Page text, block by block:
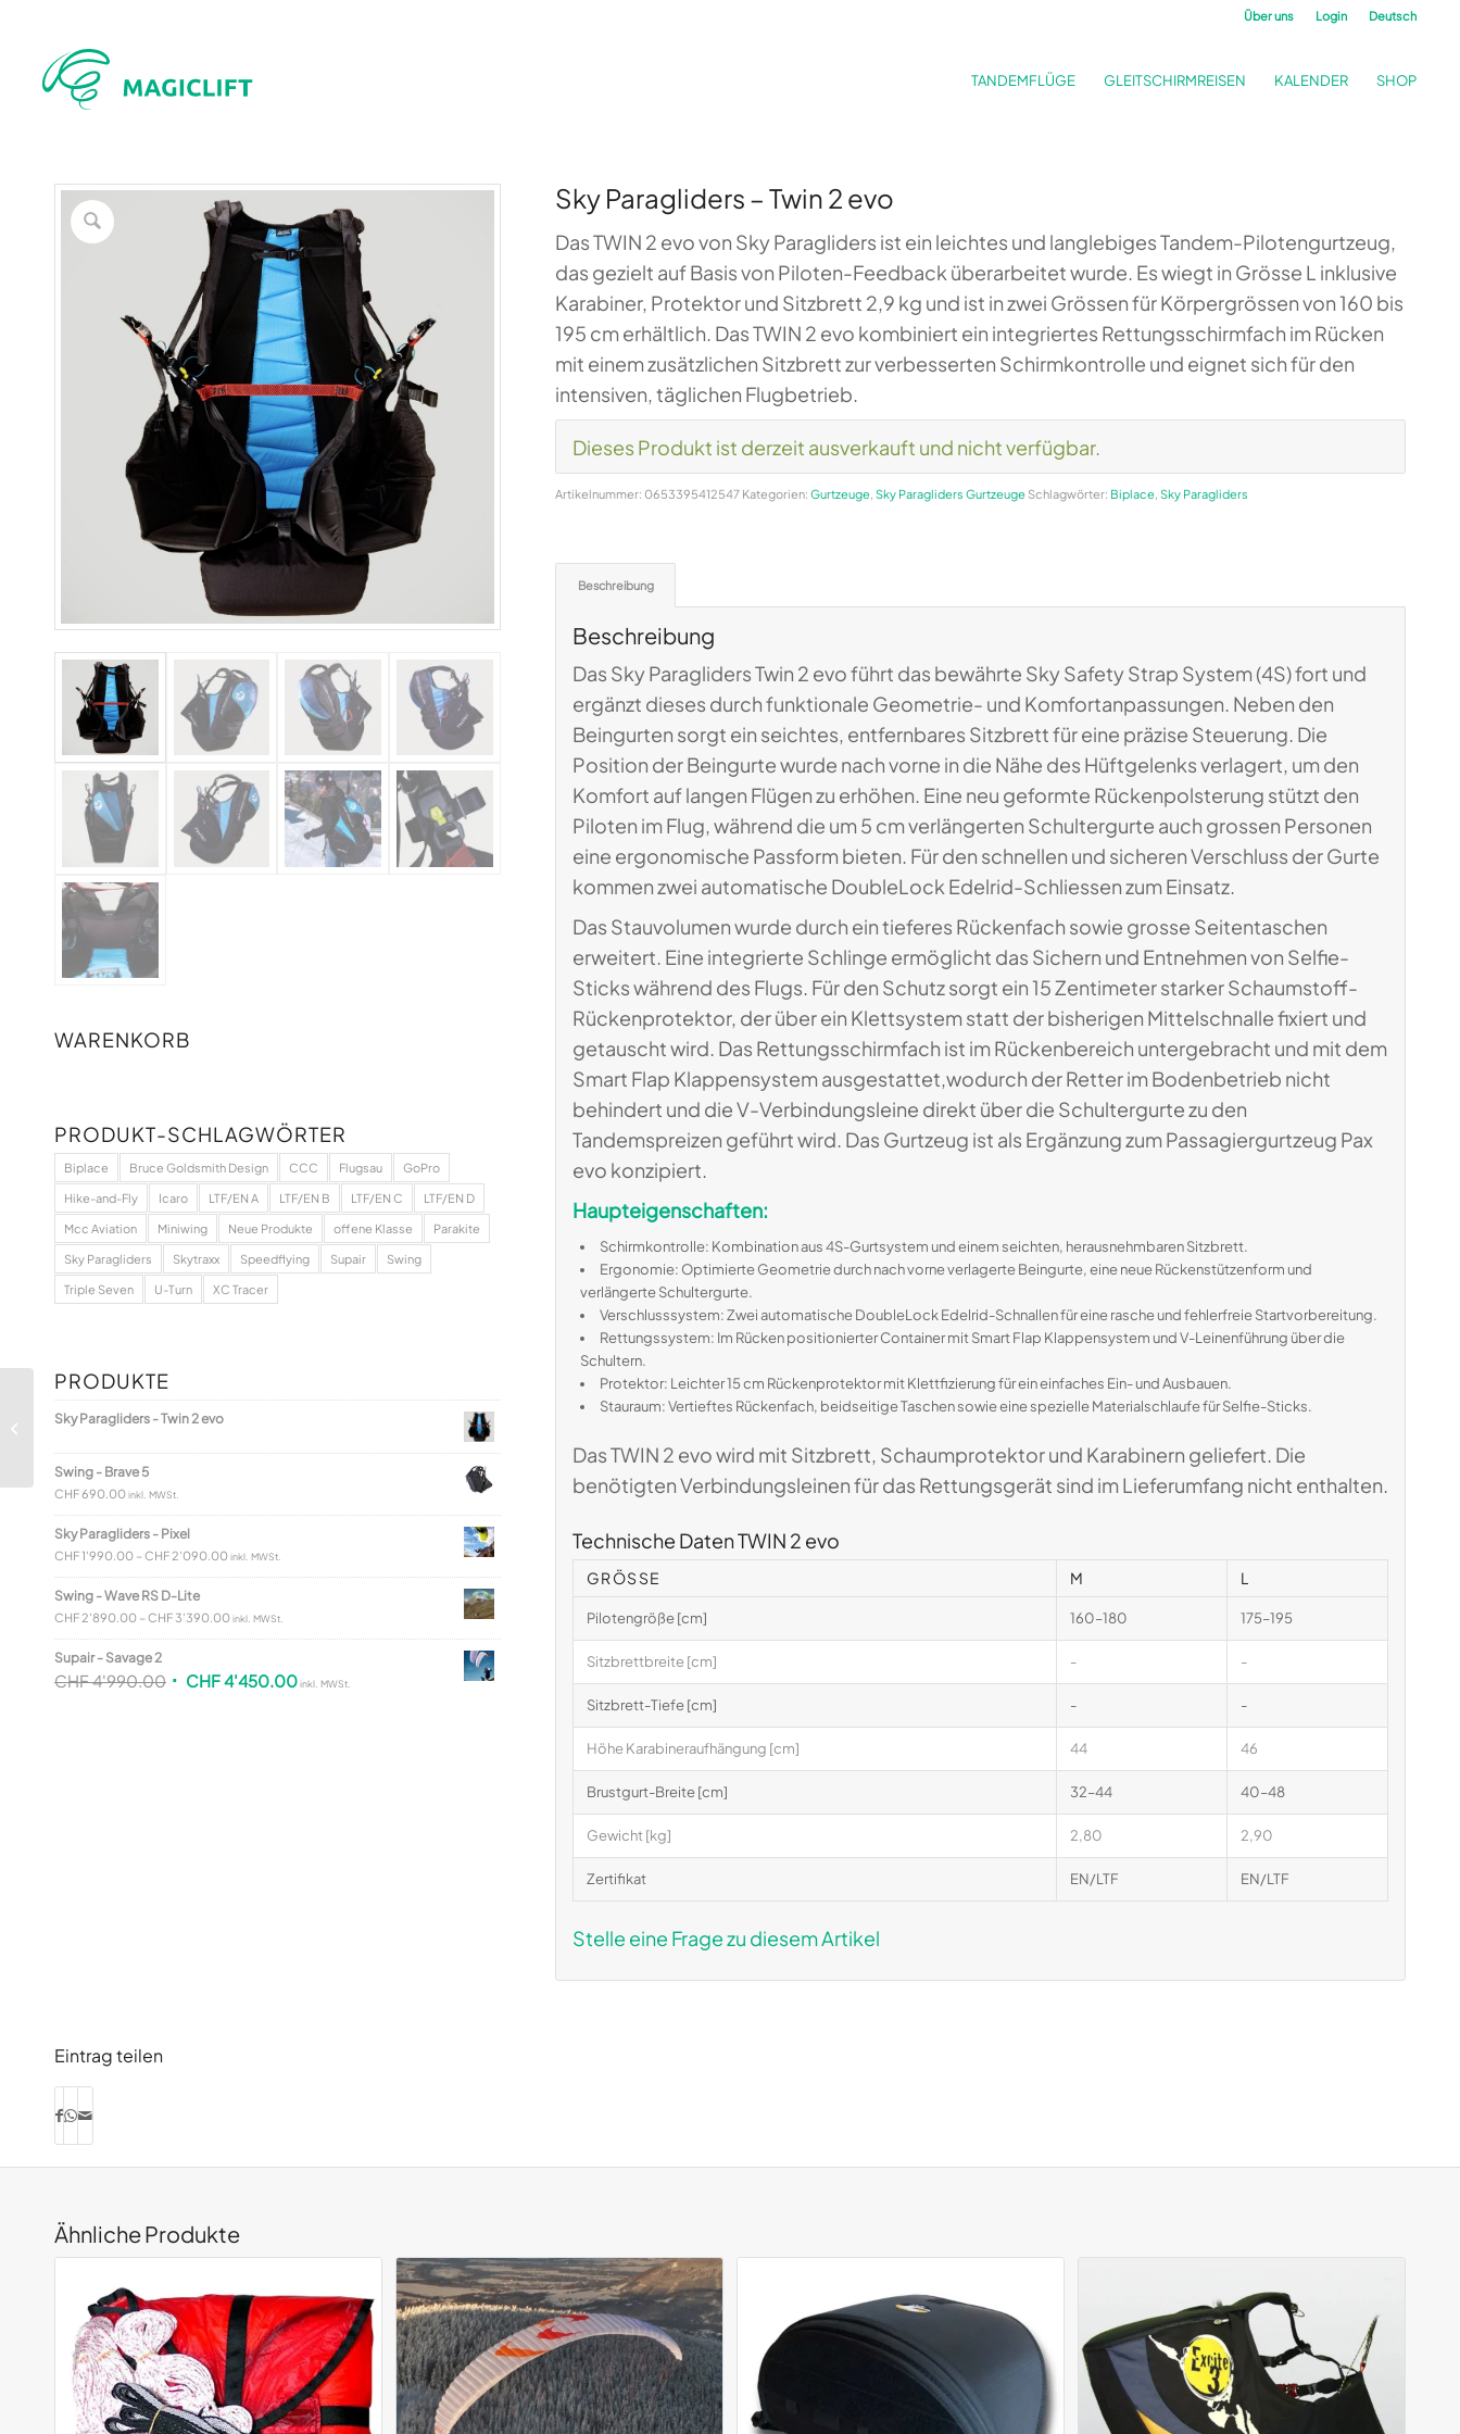
Über uns Login Deutsch
TANDEMFLÜGE GLEITSCHIRMREISEN KALENDER SHOP
WARENKORB
PRODUKT-SCHLAGWÖRTER
Biplace Bruce Goldsmith Design CCC Flugsau GoPro
Hike-and-Fly Icaro LTF/EN A LTF/EN B LTF/EN C LTF/EN D
Mcc Aviation Miniwing Neue Produkte offene Klasse Parakite
Sky Paragliders Skytraxx Speedflying Supair Swing
Triple Seven U-Turn XC Tracer
PRODUKTE
Sky Paragliders - Twin 2 evo
Swing - Brave 5
CHF690.00 inkl. MWSt.
Sky Paragliders - Pixel
CHF1'990.00 – CHF2'090.00 inkl. MWSt.
Swing - Wave RS D-Lite
CHF2'890.00 – CHF3'390.00 inkl. MWSt.
Supair - Savage 2
CHF4'990.00 CHF4'450.00 inkl. MWSt.
Sky Paragliders – Twin 2 evo
Das TWIN 2 evo von Sky Paragliders ist ein leichtes und langlebiges Tandem-Pilotengurtzeug,
das gezielt auf Basis von Piloten-Feedback überarbeitet wurde. Es wiegt in Grösse L inklusive
Karabiner, Protektor und Sitzbrett 2,9 kg und ist in zwei Grössen für Körpergrössen von 160 bis
195 cm erhältlich. Das TWIN 2 evo kombiniert ein integriertes Rettungsschirmfach im Rücken
mit einem zusätzlichen Sitzbrett zur verbesserten Schirmkontrolle und eignet sich für den
intensiven, täglichen Flugbetrieb.
Dieses Produkt ist derzeit ausverkauft und nicht verfügbar.
Artikelnummer: 0653395412547 Kategorien: Gurtzeuge, Sky Paragliders Gurtzeuge Schlagwörter: Biplace, Sky Paragliders
Beschreibung
Beschreibung
Das Sky Paragliders Twin 2 evo führt das bewährte Sky Safety Strap System (4S) fort und
ergänzt dieses durch funktionale Geometrie- und Komfortanpassungen. Neben den
Beingurten sorgt ein seichtes, entfernbares Sitzbrett für eine präzise Steuerung. Die
Position der Beingurte wurde nach vorne in die Nähe des Hüftgelenks verlagert, um den
Komfort auf langen Flügen zu erhöhen. Eine neu geformte Rückenpolsterung stützt den
Piloten im Flug, während die um 5 cm verlängerten Schultergurte auch grossen Personen
eine ergonomische Passform bieten. Für den schnellen und sicheren Verschluss der Gurte
kommen zwei automatische DoubleLock Edelrid-Schliessen zum Einsatz.
Das Stauvolumen wurde durch ein tieferes Rückenfach sowie grosse Seitentaschen
erweitert. Eine integrierte Schlinge ermöglicht das Sichern und Entnehmen von Selfie-
Sticks während des Flugs. Für den Schutz sorgt ein 15 Zentimeter starker Schaumstoff-
Rückenprotektor, der über ein Klettsystem statt der bisherigen Mittelschnalle fixiert und
getauscht wird. Das Rettungsschirmfach ist im Rückenbereich untergebracht und mit dem
Smart Flap Klappensystem ausgestattet,wodurch der Retter im Bodenbetrieb nicht
behindert und die V-Verbindungsleine direkt über die Schultergurte zu den
Tandemspreizen geführt wird. Das Gurtzeug ist als Ergänzung zum Passagiergurtzeug Pax
evo konzipiert.
Haupteigenschaften:
Schirmkontrolle: Kombination aus 4S-Gurtsystem und einem seichten, herausnehmbaren Sitzbrett.
Ergonomie: Optimierte Geometrie durch nach vorne verlagerte Beingurte, eine neue Rückenstützenform und
verlängerte Schultergurte.
Verschlusssystem: Zwei automatische DoubleLock Edelrid-Schnallen für eine rasche und fehlerfreie Startvorbereitung.
Rettungssystem: Im Rücken positionierter Container mit Smart Flap Klappensystem und V-Leinenführung über die
Schultern.
Protektor: Leichter 15 cm Rückenprotektor mit Klettfizierung für ein einfaches Ein- und Ausbauen.
Stauraum: Vertieftes Rückenfach, beidseitige Taschen sowie eine spezielle Materialschlaufe für Selfie-Sticks.
Das TWIN 2 evo wird mit Sitzbrett, Schaumprotektor und Karabinern geliefert. Die
benötigten Verbindungsleinen für das Rettungsgerät sind im Lieferumfang nicht enthalten.
Technische Daten TWIN 2 evo
GRÖSSE M L
Pilotengröße [cm] 160–180 175–195
Sitzbrettbreite [cm] - -
Sitzbrett-Tiefe [cm] - -
Höhe Karabineraufhängung [cm] 44 46
Brustgurt-Breite [cm] 32–44 40–48
Gewicht [kg] 2,80 2,90
Zertifikat EN/LTF EN/LTF
Stelle eine Frage zu diesem Artikel
Eintrag teilen
Ähnliche Produkte
Swing – Brave 5